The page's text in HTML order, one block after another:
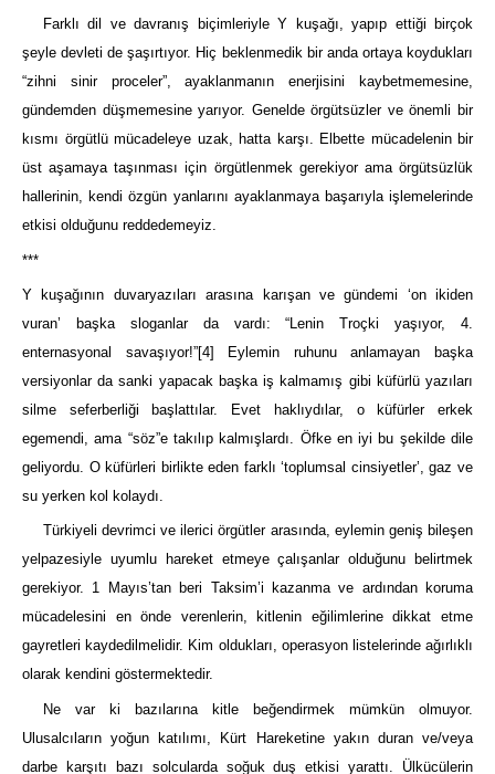
Farklı dil ve davranış biçimleriyle Y kuşağı, yapıp ettiği birçok
şeyle devleti de şaşırtıyor. Hiç beklenmedik bir anda ortaya koydukları
“zihni sinir proceler”, ayaklanmanın enerjisini kaybetmemesine,
gündemden düşmemesine yarıyor. Genelde örgütsüzler ve önemli bir
kısmı örgütlü mücadeleye uzak, hatta karşı. Elbette mücadelenin bir
üst aşamaya taşınması için örgütlenmek gerekiyor ama örgütsüzlük
hallerinin, kendi özgün yanlarını ayaklanmaya başarıyla işlemelerinde
etkisi olduğunu reddedemeyiz.
***
Y kuşağının duvaryazıları arasına karışan ve gündemi ‘on ikiden
vuran’ başka sloganlar da vardı: “Lenin Troçki yaşıyor, 4.
enternasyonal savaşıyor!”[4]
Eylemin ruhunu anlamayan başka
versiyonlar da sanki yapacak başka iş kalmamış gibi küfürlü yazıları
silme seferberliği başlattılar. Evet haklıydılar, o küfürler erkek
egemendi, ama “söz”e takılıp kalmışlardı. Öfke en iyi bu şekilde dile
geliyordu. O küfürleri birlikte eden farklı ‘toplumsal cinsiyetler’, gaz ve
su yerken kol kolaydı.
Türkiyeli devrimci ve ilerici örgütler arasında, eylemin geniş bileşen
yelpazesiyle uyumlu hareket etmeye çalışanlar olduğunu belirtmek
gerekiyor. 1 Mayıs’tan beri Taksim’i kazanma ve ardından koruma
mücadelesini en önde verenlerin, kitlenin eğilimlerine dikkat etme
gayretleri kaydedilmelidir. Kim oldukları, operasyon listelerinde ağırlıklı
olarak kendini göstermektedir.
Ne var ki bazılarına kitle beğendirmek mümkün olmuyor.
Ulusalcıların yoğun katılımı, Kürt Hareketine yakın duran ve/veya
darbe karşıtı bazı solcularda soğuk duş etkisi yarattı. Ülkücülerin